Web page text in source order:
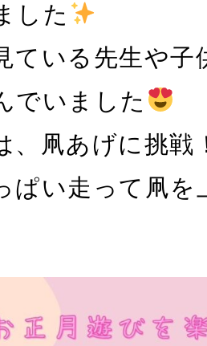
した
ている先生や子
でいました
、凧あげに挑戦
ぱい走って凧を